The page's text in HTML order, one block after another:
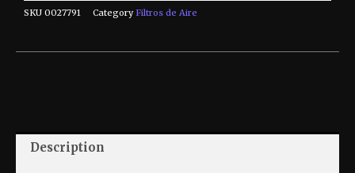
SKU 0027791 Category Filtros de Aire
Description